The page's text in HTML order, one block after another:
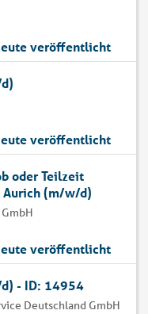
veröffentlicht
veröffentlicht
oder Teilzeit
Aurich (m/w/d)
veröffentlicht
- ID: 14954
Deutschland GmbH